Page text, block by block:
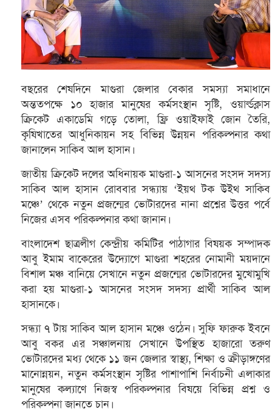
বছরের শেষদিনে মাগুরা জেলার বেকার সমস্যা সমাধানে
অন্ততপক্ষে ১০ হাজার মানুষের কর্মসংস্থান সৃষ্টি, ওয়ার্ল্ডক্লাস
ক্রিকেট একাডেমি গড়ে তোলা, ফ্রি ওয়াইফাই জোন তৈরি,
কৃষিখাতের আধুনিকায়ন সহ বিভিন্ন উন্নয়ন পরিকল্পনার কথা
জানালেন সাকিব আল হাসান।
জাতীয় ক্রিকেট দলের অধিনায়ক মাগুরা-১ আসনের সংসদ সদস্য
সাকিব আল হাসান রোববার সন্ধ্যায় ‘ইয়থ টক উইথ সাকিব
মঞ্চে’ থেকে নতুন প্রজন্মের ভোটারদের নানা প্রশ্নের উত্তর পর্বে
নিজের এসব পরিকল্পনার কথা জানান।
বাংলাদেশ ছাত্রলীগ কেন্দ্রীয় কমিটির পাঠাগার বিষয়ক সম্পাদক
আবু ইমাম বাকেরের উদ্যোগে মাগুরা শহরের নোমানী ময়দানে
বিশাল মঞ্চ বানিয়ে সেখানে নতুন প্রজন্মের ভোটারদের মুখোমুখি
করা হয় মাগুরা-১ আসনের সংসদ সদস্য প্রার্থী সাকিব আল
হাসানকে।
সন্ধ্যা ৭ টায় সাকিব আল হাসান মঞ্চে ওঠেন। সুফি ফারুক ইবনে
আবু বকর এর সঞ্চালনায় সেখানে উপস্থিত হাজারো তরুণ
ভোটারদের মধ্য থেকে ১১ জন জেলার স্বাস্থ্য, শিক্ষা ও ক্রীড়াঙ্গণের
মানোন্নয়ন, নতুন কর্মসংস্থান সৃষ্টির পাশাপাশি নির্বাচনী এলাকার
মানুষের কল্যাণে নিজস্ব পরিকল্পনার বিষয়ে বিভিন্ন প্রশ্ন ও
পরিকল্পনা জানতে চান।